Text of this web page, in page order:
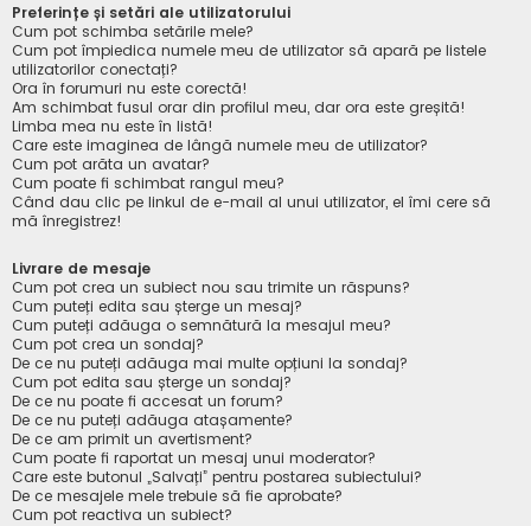
Preferințe și setări ale utilizatorului
Cum pot schimba setările mele?
Cum pot împiedica numele meu de utilizator să apară pe listele
utilizatorilor conectați?
Ora în forumuri nu este corectă!
Am schimbat fusul orar din profilul meu, dar ora este greșită!
Limba mea nu este în listă!
Care este imaginea de lângă numele meu de utilizator?
Cum pot arăta un avatar?
Cum poate fi schimbat rangul meu?
Când dau clic pe linkul de e-mail al unui utilizator, el îmi cere să
mă înregistrez!
Livrare de mesaje
Cum pot crea un subiect nou sau trimite un răspuns?
Cum puteți edita sau șterge un mesaj?
Cum puteți adăuga o semnătură la mesajul meu?
Cum pot crea un sondaj?
De ce nu puteți adăuga mai multe opțiuni la sondaj?
Cum pot edita sau șterge un sondaj?
De ce nu poate fi accesat un forum?
De ce nu puteți adăuga atașamente?
De ce am primit un avertisment?
Cum poate fi raportat un mesaj unui moderator?
Care este butonul „Salvați” pentru postarea subiectului?
De ce mesajele mele trebuie să fie aprobate?
Cum pot reactiva un subiect?